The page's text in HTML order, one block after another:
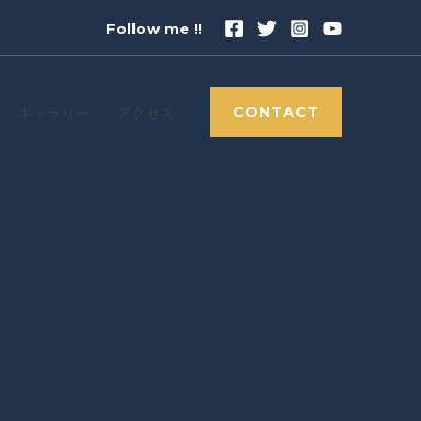
Follow me !!
ギャラリー アクセス CONTACT